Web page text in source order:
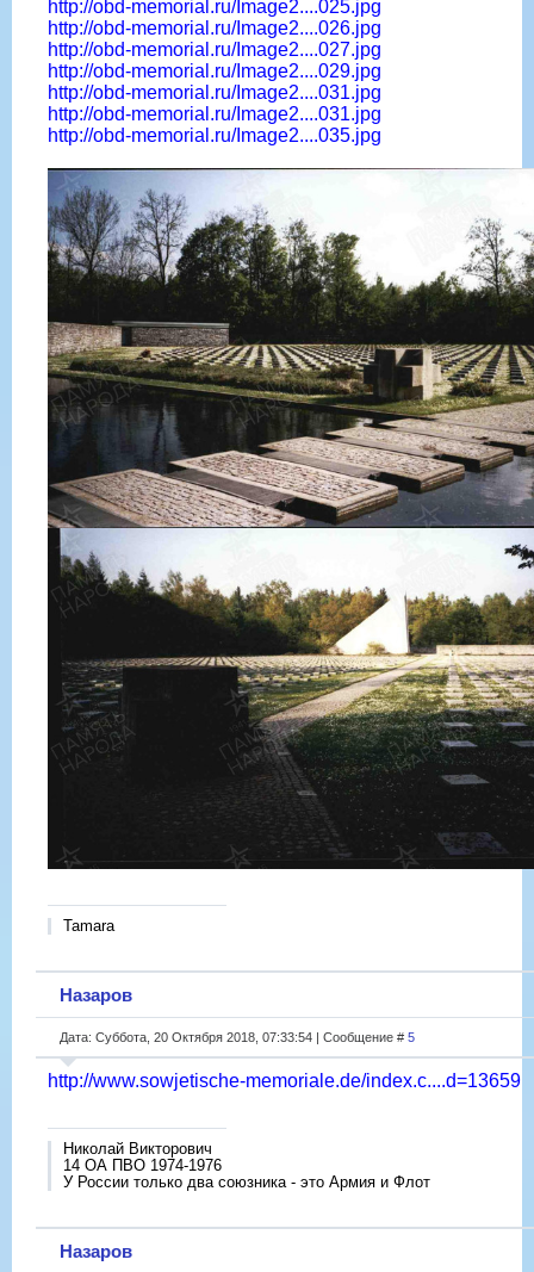
http://obd-memorial.ru/Image2....025.jpg
http://obd-memorial.ru/Image2....026.jpg
http://obd-memorial.ru/Image2....027.jpg
http://obd-memorial.ru/Image2....029.jpg
http://obd-memorial.ru/Image2....031.jpg
http://obd-memorial.ru/Image2....031.jpg
http://obd-memorial.ru/Image2....035.jpg
Tamara
Назаров
Дата: Суббота, 20 Октября 2018, 07:33:54 | Сообщение # 5
http://www.sowjetische-memoriale.de/index.c....d=13659
Николай Викторович
14 ОА ПВО 1974-1976
У России только два союзника - это Армия и Флот
Назаров